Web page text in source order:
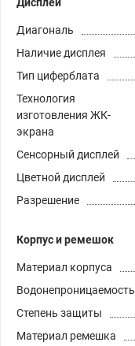
Дисплей
Диагональ
Наличие дисплея
Тип циферблата
Технология
изготовления ЖК-
экрана
Сенсорный дисплей
Цветной дисплей
Разрешение
Корпус и ремешок
Материал корпуса
Водонепроницаемость
Степень защиты
Материал ремешка